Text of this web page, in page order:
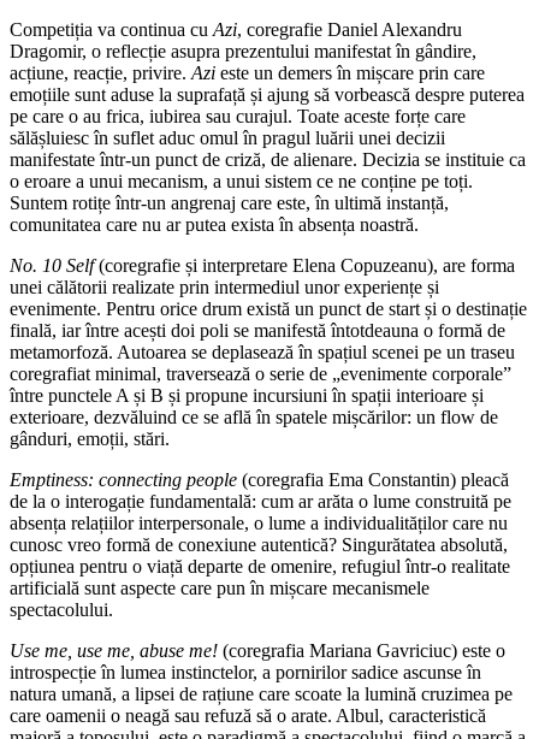
Competiția va continua cu Azi, coregrafie Daniel Alexandru
Dragomir, o reflecție asupra prezentului manifestat în gândire,
acțiune, reacție, privire. Azi este un demers în mișcare prin care
emoțiile sunt aduse la suprafață și ajung să vorbească despre puterea
pe care o au frica, iubirea sau curajul. Toate aceste forțe care
sălășluiesc în suflet aduc omul în pragul luării unei decizii
manifestate într-un punct de criză, de alienare. Decizia se instituie ca
o eroare a unui mecanism, a unui sistem ce ne conține pe toți.
Suntem rotițe într-un angrenaj care este, în ultimă instanță,
comunitatea care nu ar putea exista în absența noastră.
No. 10 Self(coregrafie și interpretare Elena Copuzeanu), are forma
unei călătorii realizate prin intermediul unor experiențe și
evenimente. Pentru orice drum există un punct de start și o destinație
finală, iar între acești doi poli se manifestă întotdeauna o formă de
metamorfoză. Autoarea se deplasează în spațiul scenei pe un traseu
coregrafiat minimal, traversează o serie de „evenimente corporale”
între punctele A și B și propune incursiuni în spații interioare și
exterioare, dezvăluind ce se află în spatele mișcărilor: un flow de
gânduri, emoții, stări.
Emptiness: connecting people (coregrafia Ema Constantin) pleacă
de la o interogație fundamentală: cum ar arăta o lume construită pe
absența relațiilor interpersonale, o lume a individualităților care nu
cunosc vreo formă de conexiune autentică? Singurătatea absolută,
opțiunea pentru o viață departe de omenire, refugiul într-o realitate
artificială sunt aspecte care pun în mișcare mecanismele
spectacolului.
Use me, use me, abuse me! (coregrafia Mariana Gavriciuc) este o
introspecție în lumea instinctelor, a pornirilor sadice ascunse în
natura umană, a lipsei de rațiune care scoate la lumină cruzimea pe
care oamenii o neagă sau refuză să o arate. Albul, caracteristică